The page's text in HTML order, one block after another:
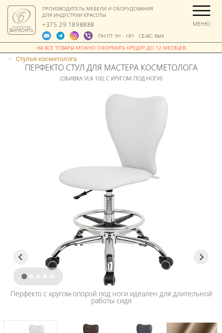
ПРОИЗВОДИТЕЛЬ МЕБЕЛИ И ОБОРУДОВАНИЯ
ДЛЯ ИНДУСТРИИ КРАСОТЫ
+375 29 1898888
ПН-ПТ: 900- 1800СБ-ВС: ВЫХ
МЕНЮ
> Стулья косметолога
ПЕРФЕКТО СТУЛ ДЛЯ МАСТЕРА КОСМЕТОЛОГА
(ОБИВКА VLK 100, С КРУГОМ ПОД НОГИ)
Перфекто с кругом-опорой под ноги идеален для длительной
работы сидя